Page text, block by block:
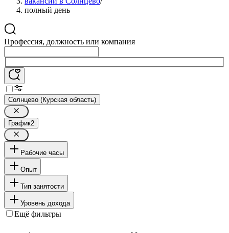
полный день
Профессия, должность или компания
Солнцево (Курская область)
График2
Рабочие часы
Опыт
Тип занятости
Уровень дохода
Ещё фильтры